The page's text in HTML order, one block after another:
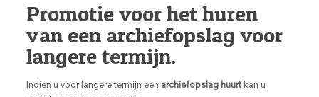
Promotie voor het huren
van een archiefopslag voor
langere termijn.
Indien u voor langere termijn een archiefopslag huurtkan u